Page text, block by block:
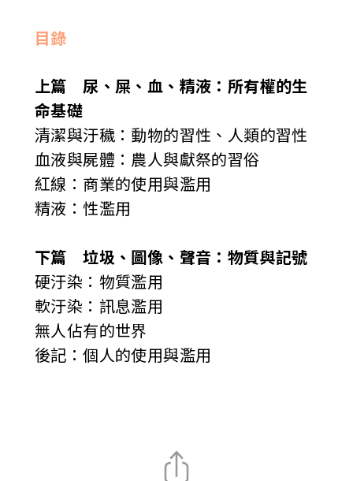
目錄
上篇 尿、屎、血、精液：所有權的生
命基礎
清潔與汙穢：動物的習性、人類的習性
血液與屍體：農人與獻祭的習俗
紅線：商業的使用與濫用
精液：性濫用
下篇 垃圾、圖像、聲音：物質與記號
硬汙染：物質濫用
軟汙染：訊息濫用
無人佔有的世界
後記：個人的使用與濫用